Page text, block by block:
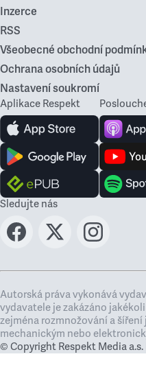
Inzerce
RSS
Všeobecné obchodní
Ochrana osobních údajů
Nastavení soukromí
Aplikace Respekt
Sledujte nás
Autorská práva vykonává
vydavatele je zakázáno
zejména rozmnožování a
mechanickým nebo
© Copyright Respekt Media a.s.